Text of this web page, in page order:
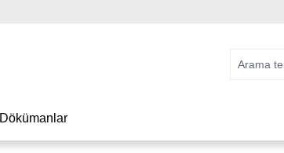
Dökümanlar